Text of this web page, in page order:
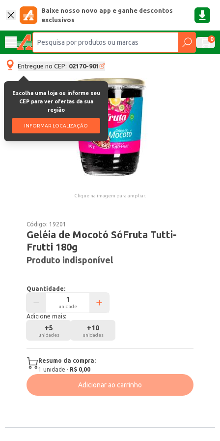
Baixe nosso novo app e ganhe descontos
exclusivos
0
Entregue no CEP: 02170-901
Escolha uma loja ou informe seu
CEP para ver ofertas da sua
região
INFORMAR LOCALIZAÇÃO
Clique na imagem para ampliar.
Código: 19201
Geléia de Mocotó SóFruta Tutti-
Frutti 180g
Produto indisponível
Quantidade:
unidade
Adicione mais:
+5
unidades
+10
unidades
Resumo da compra:
1 unidade · R$ 0,00
Adicionar ao carrinho